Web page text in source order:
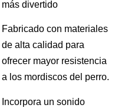
más divertido
Fabricado con materiales
de alta calidad para
ofrecer mayor resistencia
a los mordiscos del perro.
Incorpora un sonido